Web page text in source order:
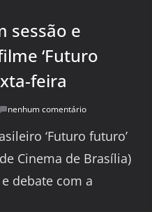
sessão e
‘Futuro
feira
nenhum comentário
‘Futuro futuro’
Cinema de Brasília)
debate com a